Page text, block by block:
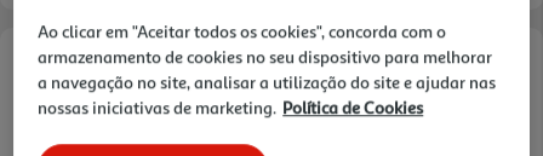
Características
Ao clicar em "Aceitar todos os cookies", concorda com o
armazenamento de cookies no seu dispositivo para melhorar
a navegação no site, analisar a utilização do site e ajudar nas
nossas iniciativas de marketing. Política de Cookies